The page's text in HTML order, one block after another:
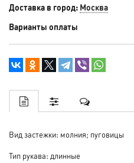
Доставка в город: Москва
Варианты оплаты
Вид застежки: молния; пуговицы
Тип рукава: длинные